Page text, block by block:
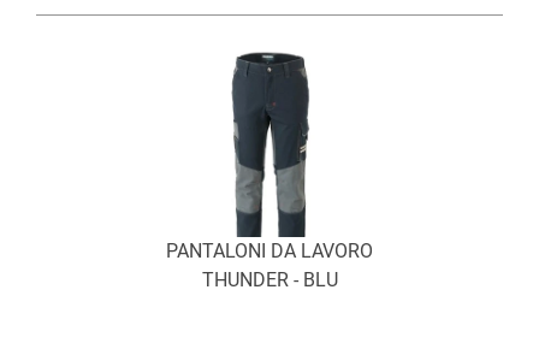
PANTALONI DA LAVORO
THUNDER - BLU